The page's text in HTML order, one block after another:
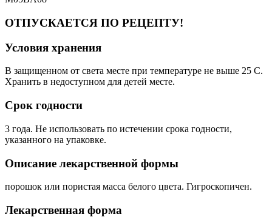
ОТПУСКАЕТСЯ ПО РЕЦЕПТУ!
Условия хранения
В защищенном от света месте при температуре не выше 25 C.
Хранить в недоступном для детей месте.
Срок годности
3 года. Не использовать по истечении срока годности,
указанного на упаковке.
Описание лекарственной формы
порошок или пористая масса белого цвета. Гигроскопичен.
Лекарственная форма